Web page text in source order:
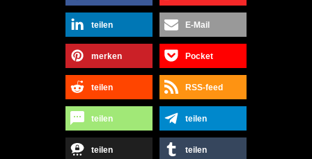
teilen E-Mail
merken Pocket
teilen RSS-feed
teilen teilen
teilen teilen